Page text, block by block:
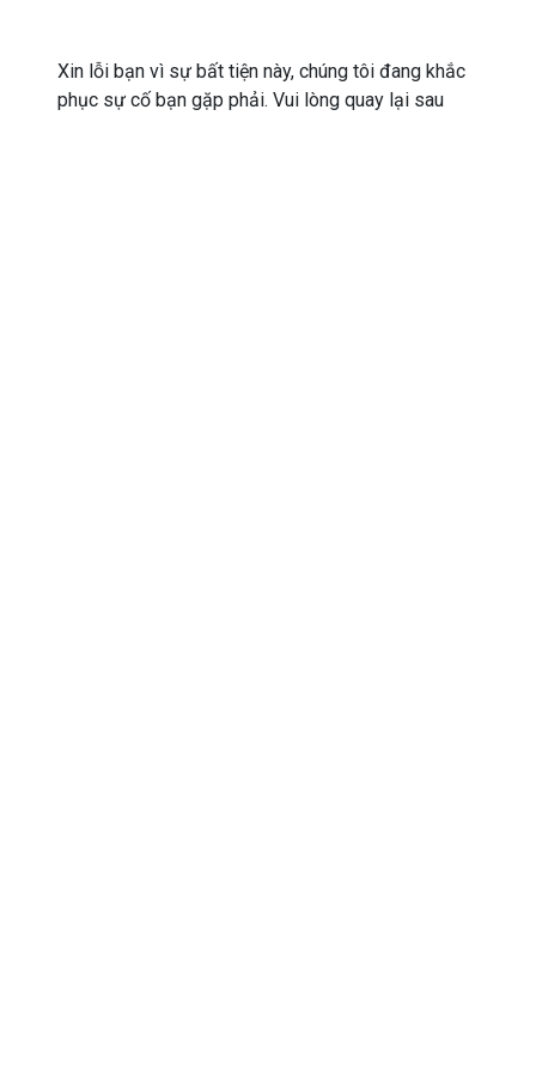
Xin lỗi bạn vì sự bất tiện này, chúng tôi đang khắc
phục sự cố bạn gặp phải. Vui lòng quay lại sau